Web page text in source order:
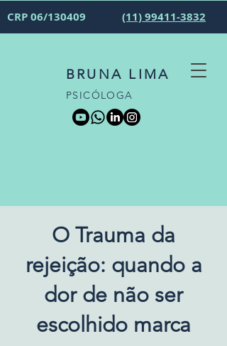
CRP 06/130409 (11) 99411-3832
BRUNA LIMA
PSICÓLOGA
O Trauma da
rejeição: quando a
dor de não ser
escolhido marca